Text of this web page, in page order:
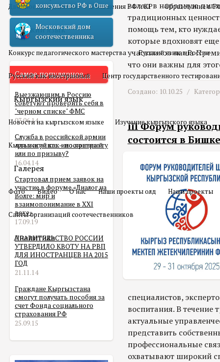
Двойное гражданство Отношения РФ и КР Образование в
Русский язык
Конкурс педагогического мастерства Русский язык в России
Русский как иностранный Центр государственного
Кыргызский язык
Новости на кыргызском языке Изучение кыргызского языка
Кыргызский как иностранный
Галерея
Фото Видео О нас Наши проекты олд Наши проекты
Сайты организаций соотечественников
Аналитика
консульство РФ в Оше
Московский дом
соотечественника
Самое популярное
Выезжающим в Россию
советуют проверить себя в
"черном списке" ФМС
03.06.14
Служба в российской армии
для мигранта – по контракту
или по призыву?
16.04.14
Стартовал прием заявок на
участие в форуме «Диалог на
Волге: мир и
взаимопонимание в XXI
веке»
17.09.19
ПРАВИТЕЛЬСТВО РОССИИ
УТВЕРДИЛО КВОТУ НА РВП
ДЛЯ ИНОСТРАНЦЕВ НА 2015
ГОД
21.11.14
Граждане Кыргызстана
смогут получать пособия за
счет Фонда социального
страхования РФ
25.09.15
вклад в народную
традиционных
помощь тем, кто
которые вдохновят
участников наша
что они важны для
Создано: 10.10.25 /
III Форум
состоится в
специалистов,
воспитания. В течение
актуальные
представить
профессиональные
охватывают широкий